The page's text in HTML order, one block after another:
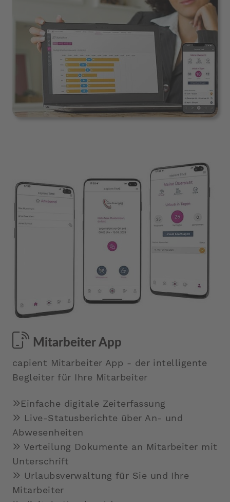
Mitarbeiter App
capient Mitarbeiter App - der intelligente
Begleiter für Ihre Mitarbeiter
Einfache digitale Zeiterfassung
Live-Statusberichte über An- und
Abwesenheiten
Verteilung Dokumente an Mitarbeiter mit
Unterschrift
Urlaubsverwaltung für Sie und Ihre
Mitarbeiter